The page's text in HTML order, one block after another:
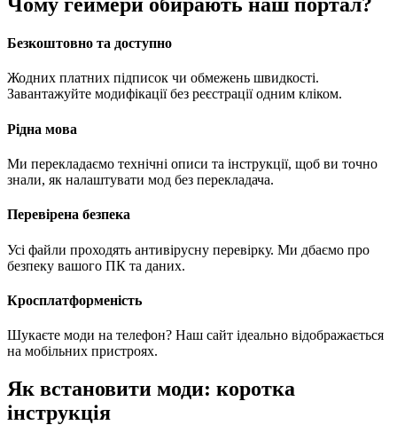
Безкоштовно та доступно
Жодних платних підписок чи обмежень швидкості.
Завантажуйте модифікації без реєстрації одним кліком.
Рідна мова
Ми перекладаємо технічні описи та інструкції, щоб ви точно
знали, як налаштувати мод без перекладача.
Перевірена безпека
Усі файли проходять антивірусну перевірку. Ми дбаємо про
безпеку вашого ПК та даних.
Кросплатформеність
Шукаєте моди на телефон? Наш сайт ідеально відображається
на мобільних пристроях.
Як встановити моди: коротка
інструкція